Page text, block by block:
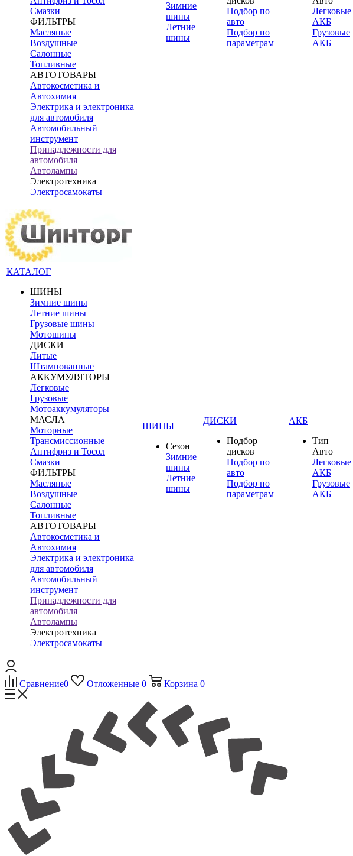
Смазки
ФИЛЬТРЫ
Масляные
Воздушные
Салонные
Топливные
АВТОТОВАРЫ
Автокосметика и
Автохимия
Электрика и электроника
для автомобиля
Автомобильный
инструмент
Принадлежности для
автомобиля
Автолампы
Электротехника
Электросамокаты
Зимние
шины
Летние
шины
Подбор по
авто
Подбор по
параметрам
Легковые
АКБ
Грузовые
АКБ
КАТАЛОГ
ШИНЫ
Зимние шины
Летние шины
Грузовые шины
Мотошины
ДИСКИ
Литые
Штампованные
АККУМУЛЯТОРЫ
Легковые
Грузовые
Мотоаккумуляторы
МАСЛА
Моторные
Трансмиссионные
Антифриз и Тосол
Смазки
ФИЛЬТРЫ
Масляные
Воздушные
Салонные
Топливные
АВТОТОВАРЫ
Автокосметика и
Автохимия
Электрика и электроника
для автомобиля
Автомобильный
инструмент
Принадлежности для
автомобиля
Автолампы
Электротехника
Электросамокаты
ШИНЫ
Сезон
Зимние
шины
Летние
шины
ДИСКИ
Подбор
дисков
Подбор по
авто
Подбор по
параметрам
АКБ
Тип
Авто
Легковые
АКБ
Грузовые
АКБ
Сравнение0 Отложенные 0 Корзина 0